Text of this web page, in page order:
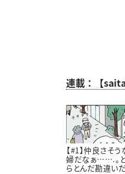
連載：【
【#1】仲良さそ
婦だなぁ…….。
らとんだ勘違い